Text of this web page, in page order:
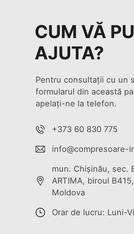
CUM VĂ
AJUTA?
Pentru consultații cu un
formularul din această
apelați-ne la telefon.
+373 60 830 775
info@compresoare-
mun. Chişinău, sec.
ARTIMA, biroul
Moldova
Orar de lucru: Luni-